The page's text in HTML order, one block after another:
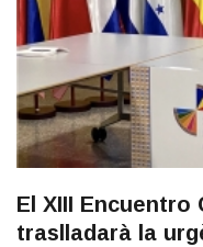
El XIII
traslladarà la